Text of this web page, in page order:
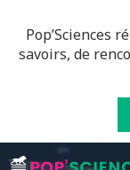
Pop’Sciences
savoirs, de